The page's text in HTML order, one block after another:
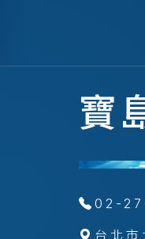
寶
02-
台北